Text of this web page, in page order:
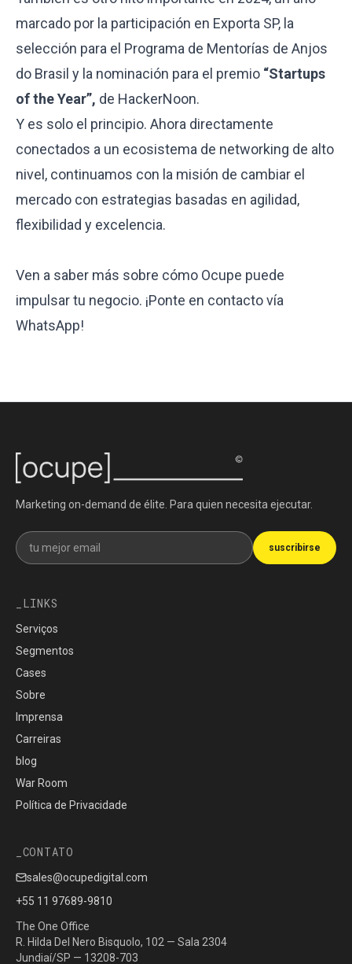
marcado por la participación en Exporta SP, la
selección para el Programa de Mentorías de Anjos
do Brasil y la nominación para el premio “Startups
of the Year”, de HackerNoon.
Y es solo el principio. Ahora directamente
conectados a un ecosistema de networking de alto
nivel, continuamos con la misión de cambiar el
mercado con estrategias basadas en agilidad,
flexibilidad y excelencia.
Ven a saber más sobre cómo Ocupe puede
impulsar tu negocio. ¡Ponte en contacto vía
WhatsApp!
Marketing on-demand de élite. Para quien necesita ejecutar.
Recibe nuestra newsletter
suscribirse
LINKS
Serviços
Segmentos
Cases
Sobre
Imprensa
Carreiras
blog
War Room
Política de Privacidade
CONTATO
sales@ocupedigital.com
+55 11 97689-9810
The One Office
R. Hilda Del Nero Bisquolo, 102 — Sala 2304
Jundiaí/SP — 13208-703